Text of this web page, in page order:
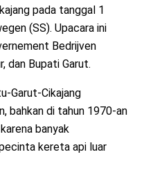
pada tanggal 1
(SS). Upacara ini
Bedrijven
dan Bupati Garut.
Garut-Cikajang
bahkan di tahun 1970-an
banyak
kereta api luar